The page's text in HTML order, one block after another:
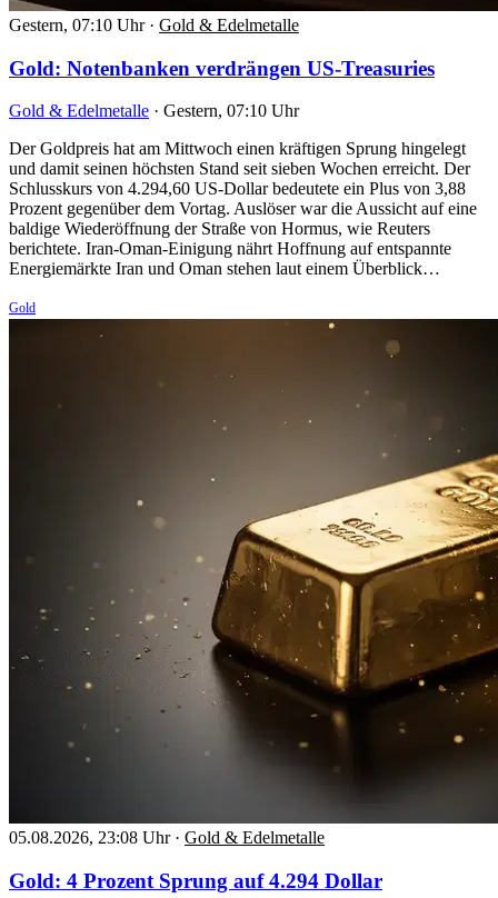
Gestern, 07:10 Uhr · Gold & Edelmetalle
Gold: Notenbanken verdrängen US-Treasuries
Gold & Edelmetalle · Gestern, 07:10 Uhr
Der Goldpreis hat am Mittwoch einen kräftigen Sprung hingelegt
und damit seinen höchsten Stand seit sieben Wochen erreicht. Der
Schlusskurs von 4.294,60 US-Dollar bedeutete ein Plus von 3,88
Prozent gegenüber dem Vortag. Auslöser war die Aussicht auf eine
baldige Wiederöffnung der Straße von Hormus, wie Reuters
berichtete. Iran-Oman-Einigung nährt Hoffnung auf entspannte
Energiemärkte Iran und Oman stehen laut einem Überblick…
Gold
05.08.2026, 23:08 Uhr · Gold & Edelmetalle
Gold: 4 Prozent Sprung auf 4.294 Dollar